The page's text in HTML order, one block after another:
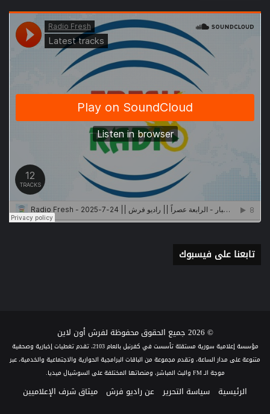
تابعنا على فيسبوك
© 2026 جميع الحقوق محفوظة لفرش أون لاين
مؤسسة إعلامية سورية مستقلة تأسست في كفرنبل بالعام 2103، تقدم تغطيات إخبارية وصحفية
متنوعة على مدار الساعة، وتقدم مجموعة من الباقات البرامجية الحوارية والاجتماعية والخدمية، عبر
موجة الـ FM والبث المباشر، ومنصاتها المختلفة على السوشيال ميديا.
الرئيسية سياسة التحرير عن راديو فرش ميثاق شرف الإعلاميين